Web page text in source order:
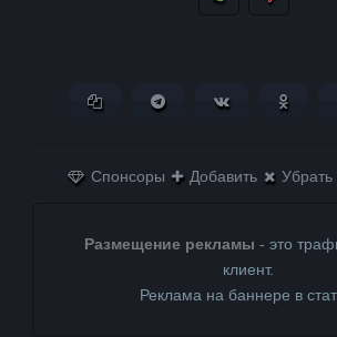
Копировать ссылкуПоделиться в Telegram
Поделиться
Спонсоры Добавить Убрать
Размещение рекламы - это
клиент.
Реклама на баннере в